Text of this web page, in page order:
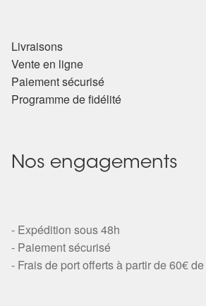
Livraisons
Vente en ligne
Paiement sécurisé
Programme de fidélité
Nos engagements
- Expédition sous 48h
- Paiement sécurisé
- Frais de port offerts à partir de 60€